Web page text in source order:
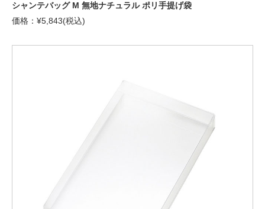
シャンテバッグ M 無地ナチュラル ポリ手提げ袋
価格：¥5,843(税込)